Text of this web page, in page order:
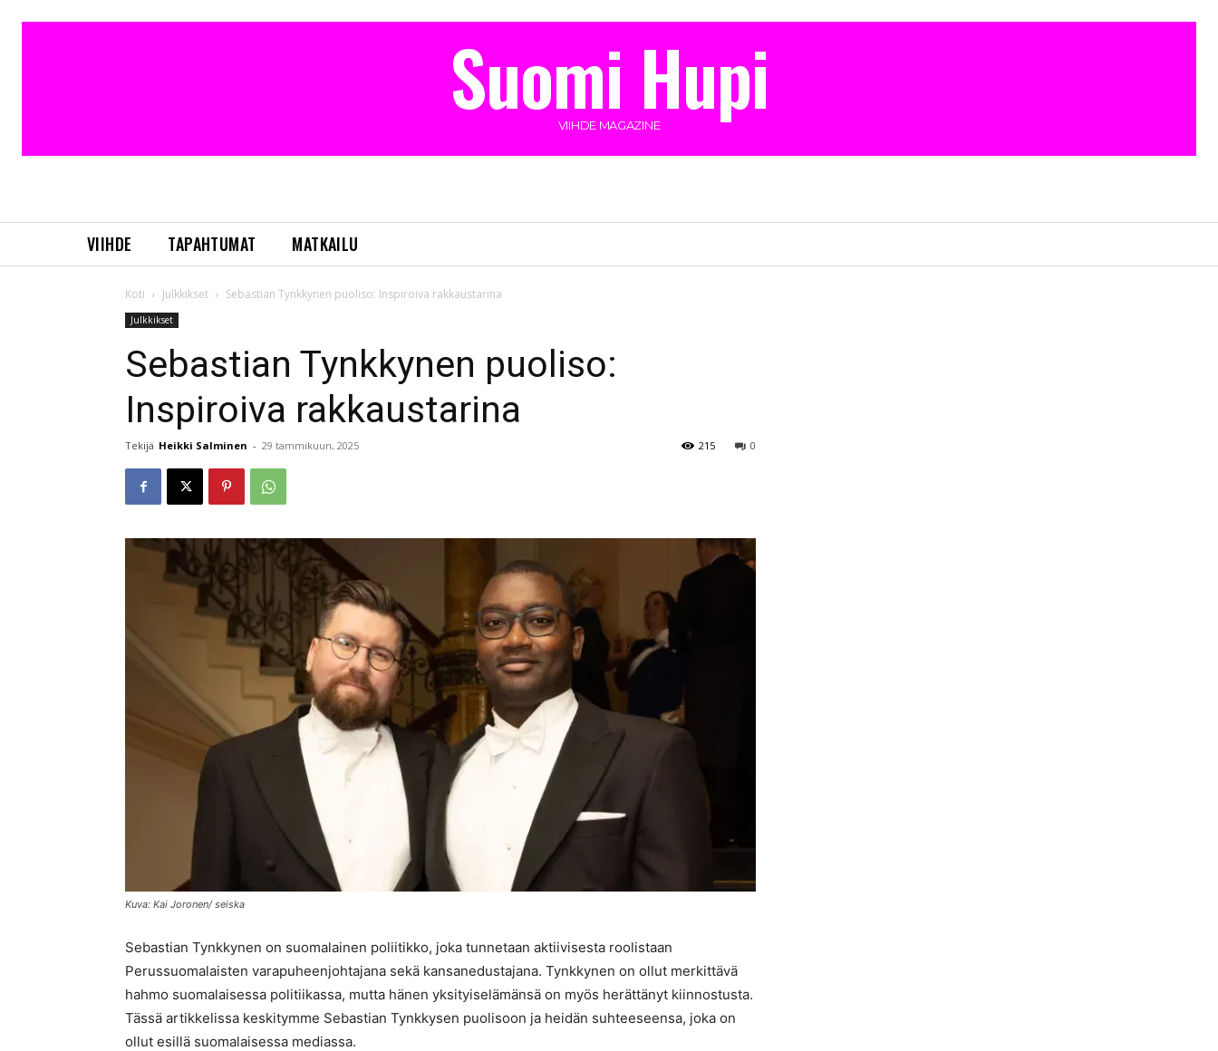
Suomi Hupi
VIIHDE MAGAZINE
VIIHDE TAPAHTUMAT MATKAILU
Koti Julkkikset Sebastian Tynkkynen puoliso: Inspiroiva rakkaustarina
Julkkikset
Sebastian Tynkkynen puoliso:
Inspiroiva rakkaustarina
Tekijä Heikki Salminen - 29 tammikuun, 2025 0
215
Kuva: Kai Joronen/ seiska
Sebastian Tynkkynen on suomalainen poliitikko, joka tunnetaan aktiivisesta roolistaan
Perussuomalaisten varapuheenjohtajana sekä kansanedustajana. Tynkkynen on ollut merkittävä
hahmo suomalaisessa politiikassa, mutta hänen yksityiselämänsä on myös herättänyt kiinnostusta.
Tässä artikkelissa keskitymme Sebastian Tynkkysen puolisoon ja heidän suhteeseensa, joka on
ollut esillä suomalaisessa mediassa.